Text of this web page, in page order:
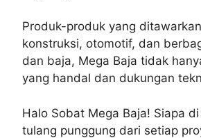
Produk-produk yang
konstruksi, otomotif, dan
dan baja, Mega Baja tidak
yang handal dan dukungan
Halo Sobat Mega Baja! Siapa
tulang punggung dari setiap